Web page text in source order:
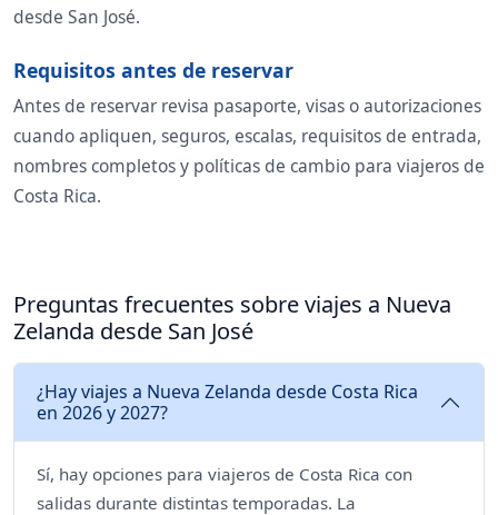
desde San José.
Requisitos antes de reservar
Antes de reservar revisa pasaporte, visas o autorizaciones
cuando apliquen, seguros, escalas, requisitos de entrada,
nombres completos y políticas de cambio para viajeros de
Costa Rica.
Preguntas frecuentes sobre viajes a Nueva
Zelanda desde San José
¿Hay viajes a Nueva Zelanda desde Costa Rica
en 2026 y 2027?
Sí, hay opciones para viajeros de Costa Rica con
salidas durante distintas temporadas. La